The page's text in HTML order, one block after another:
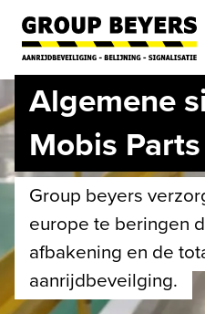
Algemene
Mobis
group beyers verzorgde voor mobis parts
europe te beringen
afbakening en de
aanrijdbeveilging.